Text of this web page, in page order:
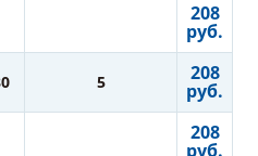
208
руб.
5 208
руб.
208
руб.